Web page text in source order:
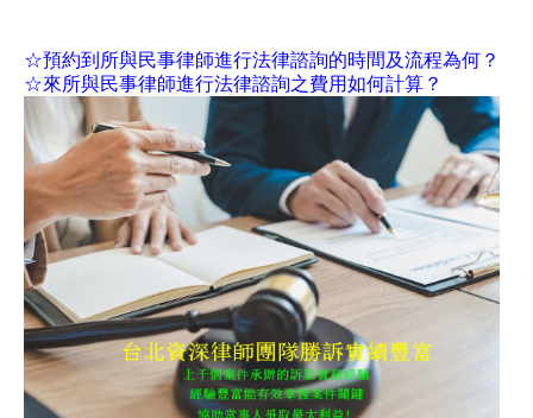
☆預約到所與民事律師進行法律諮詢的時間及流程為何？
☆來所與民事律師進行法律諮詢之費用如何計算？